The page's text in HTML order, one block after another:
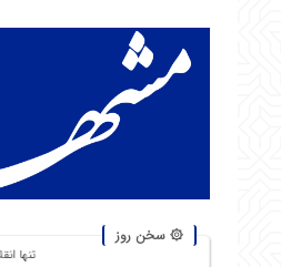
۞ سخن روز
تنها انقلاب خطرناک،